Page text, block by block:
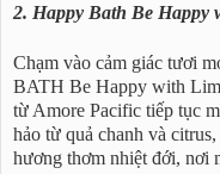
2. Happy Bath Be Happy
Chạm vào cảm giác tươi
BATH Be Happy with
từ Amore Pacific tiếp tục
hảo từ quả chanh và
hương thơm nhiệt đới, nơi